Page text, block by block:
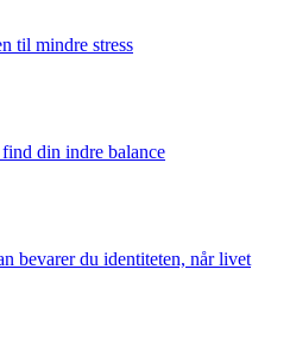
til mindre stress
din indre balance
bevarer du identiteten, når livet